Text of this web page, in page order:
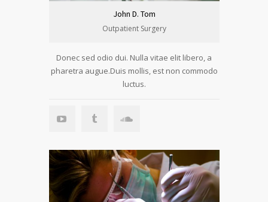
John D. Tom
Outpatient Surgery
Donec sed odio dui. Nulla vitae elit libero, a
pharetra augue.Duis mollis, est non commodo
luctus.